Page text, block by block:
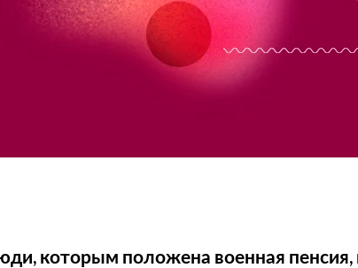
которым положена военная пенсия,